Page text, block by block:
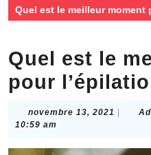
Quel est le meilleur moment
Quel est le
pour
novembre 13, 2021
10:59 am